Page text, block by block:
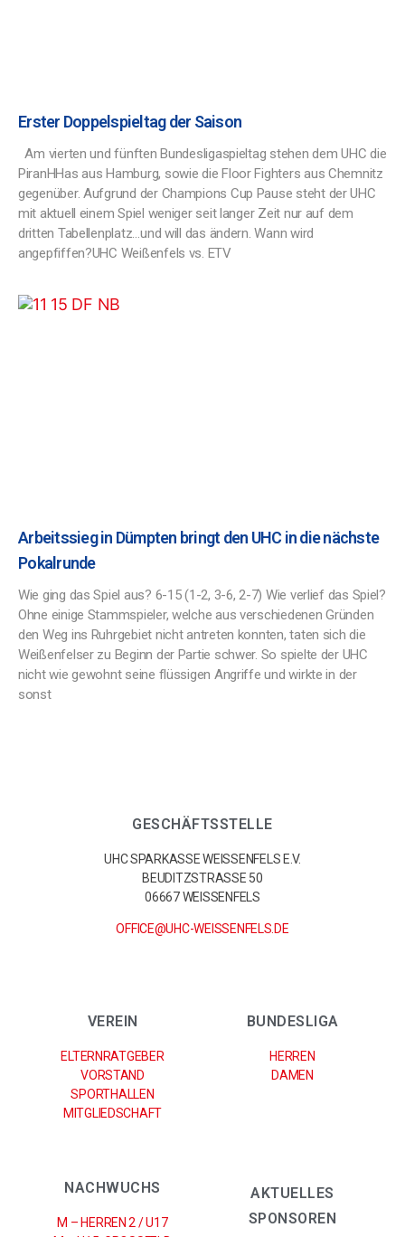
Erster Doppelspieltag der Saison
Am vierten und fünften Bundesligaspieltag stehen dem UHC die
PiranHHas aus Hamburg, sowie die Floor Fighters aus Chemnitz
gegenüber. Aufgrund der Champions Cup Pause steht der UHC
mit aktuell einem Spiel weniger seit langer Zeit nur auf dem
dritten Tabellenplatz…und will das ändern. Wann wird
angepfiffen?UHC Weißenfels vs. ETV
Arbeitssieg in Dümpten bringt den UHC in die nächste
Pokalrunde
Wie ging das Spiel aus? 6-15 (1-2, 3-6, 2-7) Wie verlief das Spiel?
Ohne einige Stammspieler, welche aus verschiedenen Gründen
den Weg ins Ruhrgebiet nicht antreten konnten, taten sich die
Weißenfelser zu Beginn der Partie schwer. So spielte der UHC
nicht wie gewohnt seine flüssigen Angriffe und wirkte in der
sonst
GESCHÄFTSSTELLE
UHC SPARKASSE WEISSENFELS E.V.
BEUDITZSTRASSE 50
06667 WEISSENFELS
OFFICE@UHC-WEISSENFELS.DE
VEREIN
ELTERNRATGEBER
VORSTAND
SPORTHALLEN
MITGLIEDSCHAFT
BUNDESLIGA
HERREN
DAMEN
NACHWUCHS
M – HERREN 2 / U17
AKTUELLES
SPONSOREN